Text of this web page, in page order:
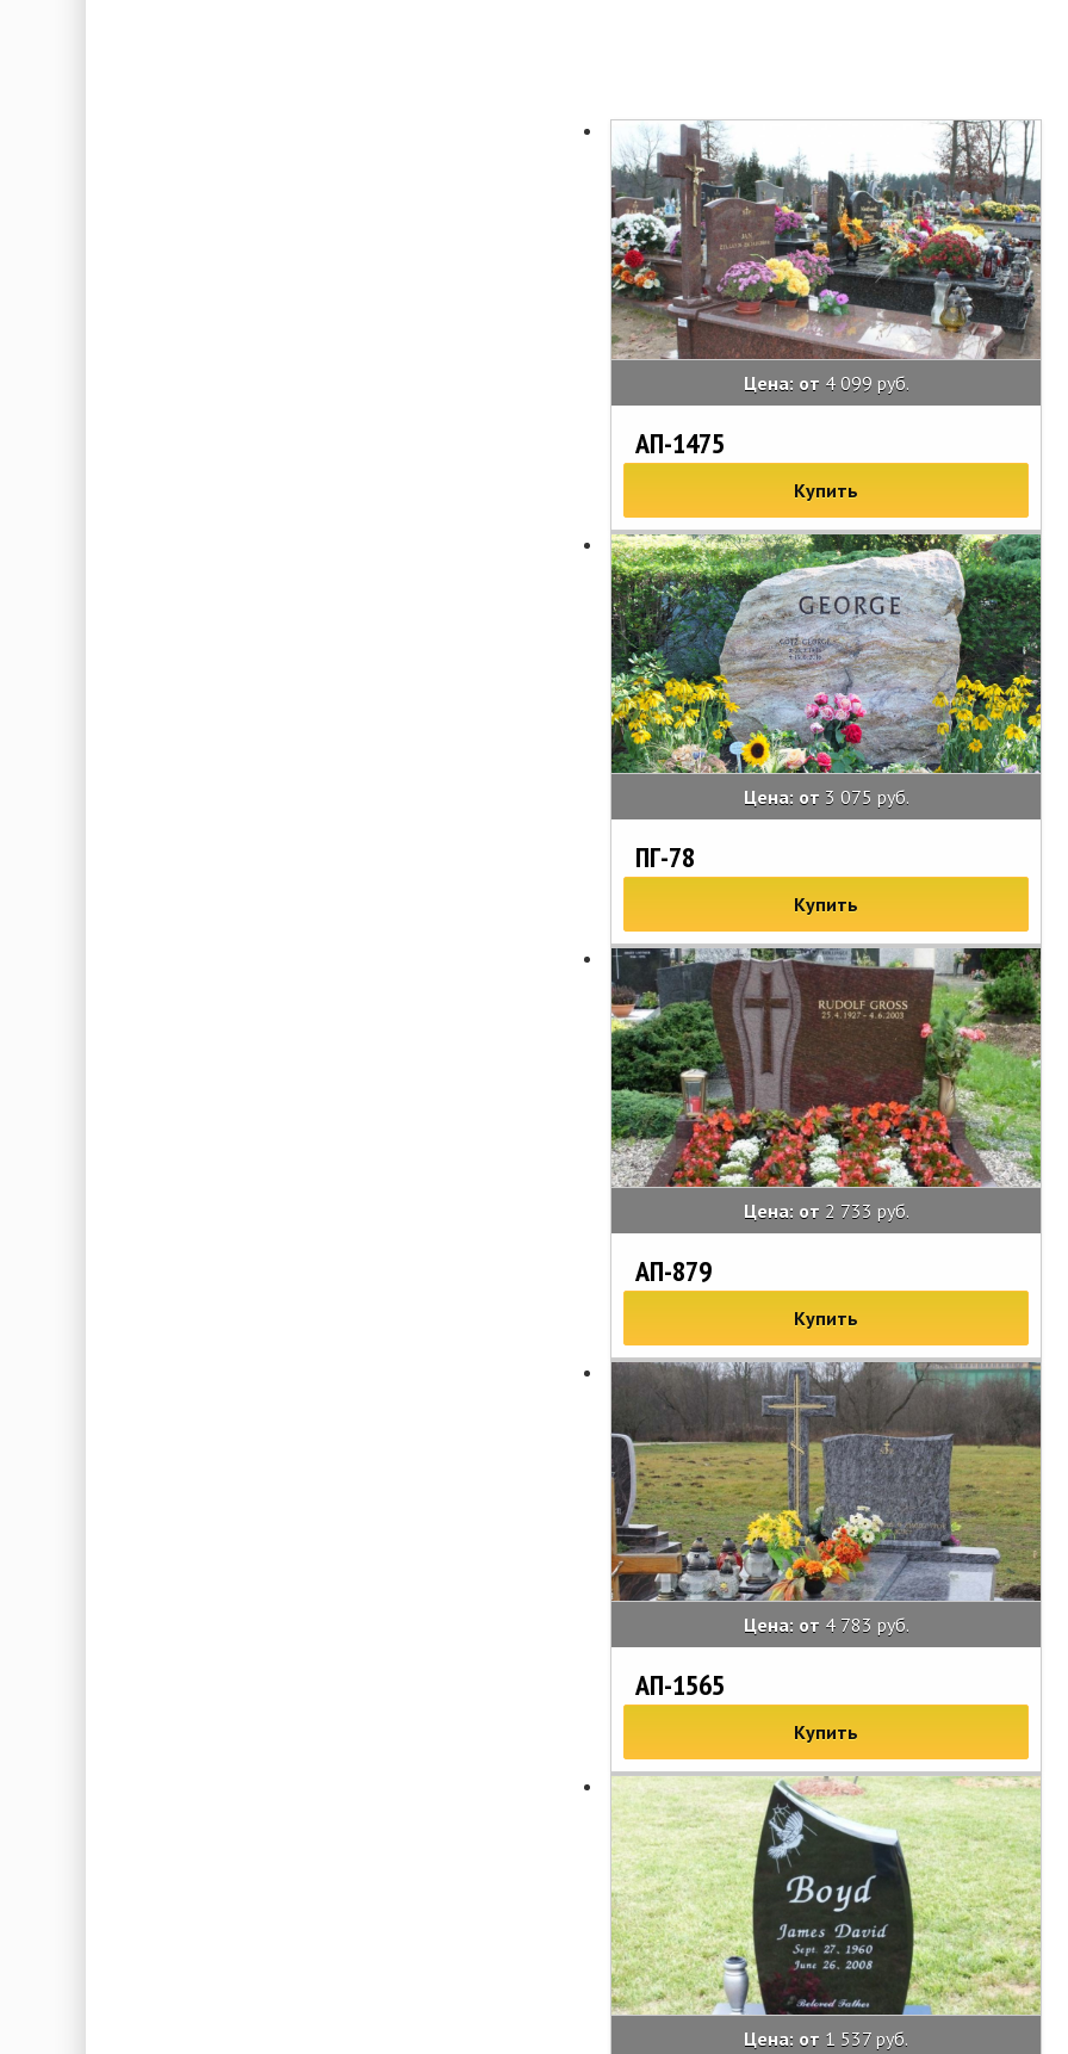
Цена: от 4 099 руб.
АП-1475
Купить
Цена: от 3 075 руб.
ПГ-78
Купить
Цена: от 2 733 руб.
АП-879
Купить
Цена: от 4 783 руб.
АП-1565
Купить
Цена: от 1 537 руб.